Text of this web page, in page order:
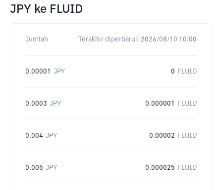
JPY ke FLUID
Jumlah Terakhir diperbarui: 2026/08/10 10:00
0.00001 JPY 0 FLUID
0.0003 JPY 0.000001 FLUID
0.004 JPY 0.00002 FLUID
0.005 JPY 0.000025 FLUID